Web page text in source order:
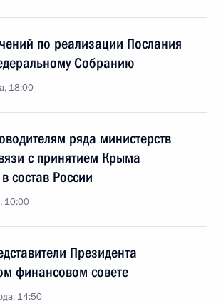
по реализации Послания
Собранию
18:00
ряда министерств
с принятием Крыма
состав России
10:00
Президента
финансовом совете
14:50